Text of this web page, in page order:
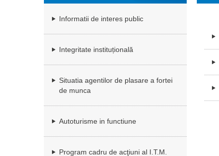
Informatii de interes public
Integritate instituțională
Situatia agentilor de plasare a fortei
de munca
Autoturisme in functiune
Program cadru de acţiuni al I.T.M.